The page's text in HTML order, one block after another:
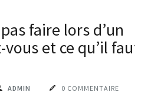
faire lors d’un
et ce qu’il faut
ADMIN 0 COMMENTAIRE